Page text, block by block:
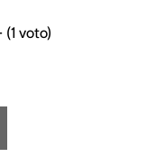
(1 voto)